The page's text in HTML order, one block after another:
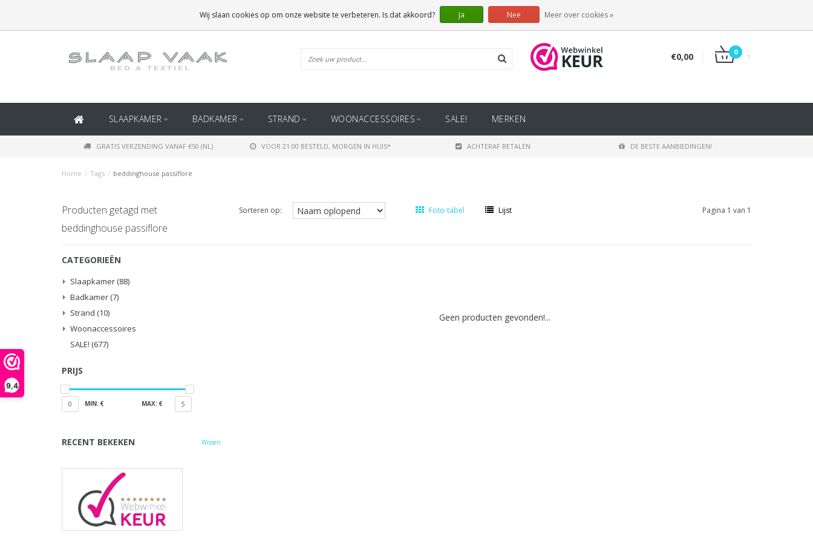
9,4
(BINNEN BELGIË)
€0,00 0
SLAAPKAMER BADKAMER STRAND WOONACCESSOIRES SALE! MERKEN
GRATIS VERZENDING VANAF €50 (NL) VOOR 21:00 BESTELD, MORGEN IN HUIS* ACHTERAF BETALEN DE BESTE AANBIEDINGEN!
Home / Tags / beddinghouse passiflore
Producten getagd met
beddinghouse passiflore
Sorteren op: Foto-tabel Lijst Pagina 1 van 1
CATEGORIEËN
Slaapkamer (88)
Badkamer (7)
Strand (10)
Woonaccessoires
SALE! (677)
PRIJS
0 MIN: € MAX: € 5
RECENT BEKEKEN Wissen
Geen producten gevonden!...
Wij slaan cookies op om onze website te verbeteren. Is dat akkoord? Ja Nee Meer over cookies »